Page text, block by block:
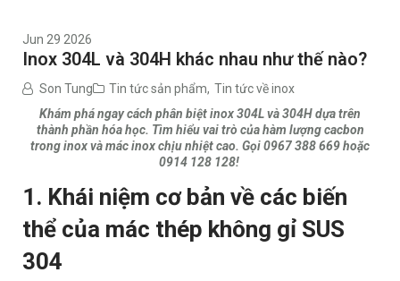
Jun 29 2026
Inox 304L và 304H khác nhau như thế nào?
Son Tung Tin tức sản phẩm, Tin tức về inox
Khám phá ngay cách phân biệt inox 304L và 304H dựa trên
thành phần hóa học. Tìm hiểu vai trò của hàm lượng cacbon
trong inox và mác inox chịu nhiệt cao. Gọi 0967 388 669 hoặc
0914 128 128!
1. Khái niệm cơ bản về các biến
thể của mác thép không gỉ SUS
304